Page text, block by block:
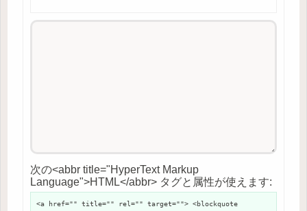
次の<abbr title="HyperText Markup
Language">HTML</abbr> タグと属性が使えます:
<a href="" title="" rel="" target=""> <blockquote